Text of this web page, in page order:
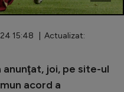
15:48 | Actualizat:
anunţat, joi, pe site-ul
acord a